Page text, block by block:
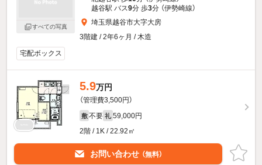
すべての写真
越谷駅 バス9分 歩3分 （伊勢崎線）
埼玉県越谷市大字大房
3階建 / 2年6ヶ月 / 木造
宅配ボックス
5.9万円
（管理費3,500円）
敷 不要 礼 59,000円
2階 / 1K / 22.92㎡
お問い合わせ （無料）